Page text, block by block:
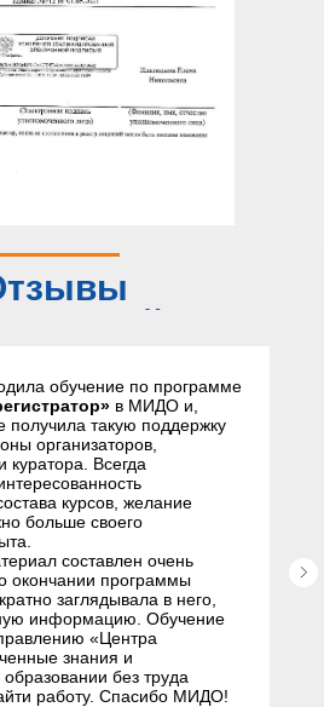
обучение по программе
в МИДО и,
получила такую поддержку
организаторов,
куратора. Всегда
курсов, желание
больше своего
составлен очень
окончании программы
заглядывала в него,
информацию. Обучение
«Центра
знания и
без труда
работу. Спасибо МИДО!